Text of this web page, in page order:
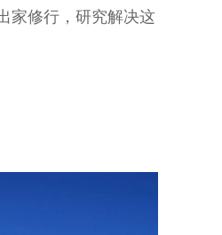
家修行，研究解决这